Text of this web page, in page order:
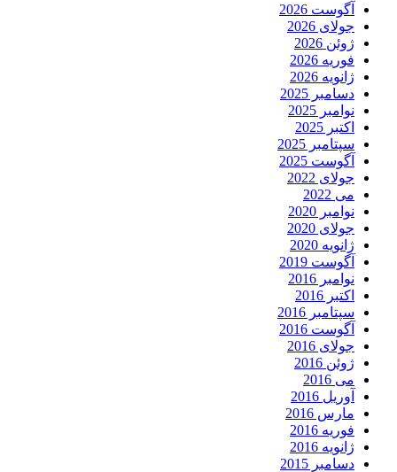
آگوست 2026
جولای 2026
ژوئن 2026
فوریه 2026
ژانویه 2026
دسامبر 2025
نوامبر 2025
اکتبر 2025
سپتامبر 2025
آگوست 2025
جولای 2022
می 2022
نوامبر 2020
جولای 2020
ژانویه 2020
آگوست 2019
نوامبر 2016
اکتبر 2016
سپتامبر 2016
آگوست 2016
جولای 2016
ژوئن 2016
می 2016
آوریل 2016
مارس 2016
فوریه 2016
ژانویه 2016
دسامبر 2015